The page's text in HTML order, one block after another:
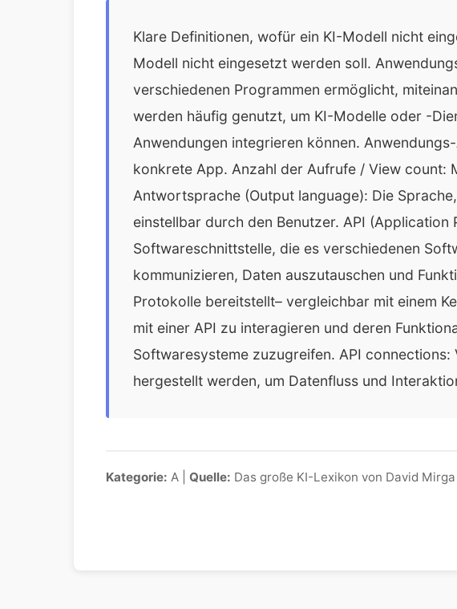
Klare Definitionen, wofür ein KI-Modell nicht
Modell nicht eingesetzt werden soll.
verschiedenen Programmen ermöglicht,
werden häufig genutzt, um KI-Modelle oder -
Anwendungen integrieren können.
konkrete App. Anzahl der Aufrufe / View count:
Antwortsprache (Output language): Die
einstellbar durch den Benutzer. API
Softwareschnittstelle, die es verschiedenen
kommunizieren, Daten auszutauschen und
Protokolle bereitstellt– vergleichbar mit einem
mit einer API zu interagieren und deren
Softwaresysteme zuzugreifen. API
hergestellt werden, um Datenfluss und
Kategorie: A | Quelle: Das große KI-Lexikon von David Mirga